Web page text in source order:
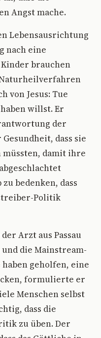
Angst mache.
Lebensausrichtung
nach eine
brauchen
von Jesus: Tue
willst. Er
der
dass sie
damit ihre
bedenken, dass
Politik
Arzt aus Passau
die Mainstream-
geholfen, eine
formulierte er
Menschen selbst
dass die
zu üben. Der